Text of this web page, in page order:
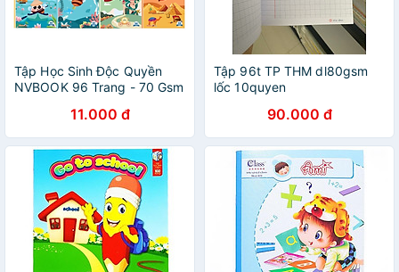
Tập Học Sinh Độc Quyền
NVBOOK 96 Trang - 70 Gsm
11.000 đ
Tập 96t TP THM dl80gsm
lốc 10quyen
90.000 đ